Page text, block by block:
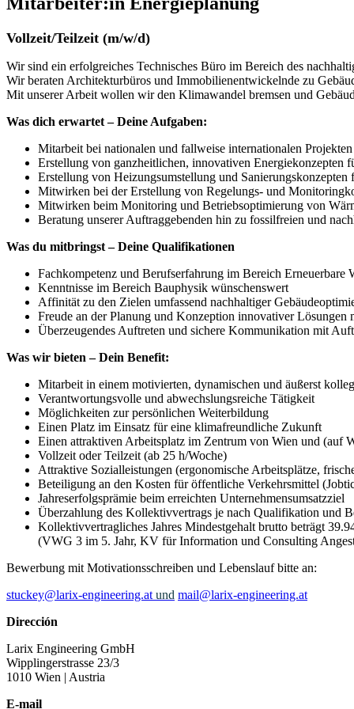
Vollzeit/Teilzeit (m/w/d)
Wir sind ein erfolgreiches Technisches Büro im Bereich des
Wir beraten Architekturbüros und Immobilienentwickelnde zu
Mit unserer Arbeit wollen wir den Klimawandel bremsen und
Was dich erwartet – Deine Aufgaben:
Mitarbeit bei nationalen und fallweise internationalen Projekten
Erstellung von ganzheitlichen, innovativen Energiekonzepten
Erstellung von Heizungsumstellung und Sanierungskonzepten
Mitwirken bei der Erstellung von Regelungs- und
Mitwirken beim Monitoring und Betriebsoptimierung von
Beratung unserer Auftraggebenden hin zu fossilfreien und
Was du mitbringst – Deine Qualifikationen
Fachkompetenz und Berufserfahrung im Bereich Erneuerbare
Kenntnisse im Bereich Bauphysik wünschenswert
Affinität zu den Zielen umfassend nachhaltiger
Freude an der Planung und Konzeption innovativer
Überzeugendes Auftreten und sichere Kommunikation mit
Was wir bieten – Dein Benefit:
Mitarbeit in einem motivierten, dynamischen und äußerst
Verantwortungsvolle und abwechslungsreiche Tätigkeit
Möglichkeiten zur persönlichen Weiterbildung
Einen Platz im Einsatz für eine klimafreundliche Zukunft
Einen attraktiven Arbeitsplatz im Zentrum von Wien und (auf
Vollzeit oder Teilzeit (ab 25 h/Woche)
Attraktive Sozialleistungen (ergonomische Arbeitsplätze,
Beteiligung an den Kosten für öffentliche Verkehrsmittel
Jahreserfolgsprämie beim erreichten Unternehmensumsatzziel
Überzahlung des Kollektivvertrags je nach Qualifikation und
Kollektivvertragliches Jahres Mindestgehalt brutto beträgt
(VWG 3 im 5. Jahr, KV für Information und Consulting
Bewerbung mit Motivationsschreiben und Lebenslauf bitte an:
stuckey@larix-engineering.at und mail@larix-engineering.at
Dirección
Larix Engineering GmbH
Wipplingerstrasse 23/3
1010 Wien | Austria
E-mail